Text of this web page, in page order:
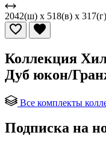
2042(ш) x 518(в) x 317(г)
Коллекция
Дуб юкон/
Все комплекты
Подписка на